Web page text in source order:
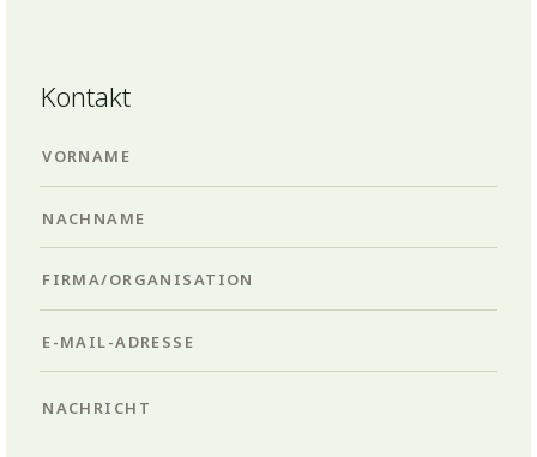
Kontakt